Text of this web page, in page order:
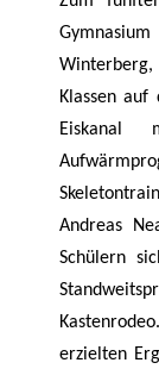
Gymnasium
Klassen
Eiskanal
Andreas
Schülern
erzielten